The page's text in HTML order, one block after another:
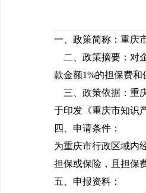
一、政策简称：重庆
二、政策摘要：对
款金额1%的担保费和
三、政策依据：重
于印发《重庆市知识
四、申请条件：
为重庆市行政区域内
担保或保险，且担保
五、申报资料：